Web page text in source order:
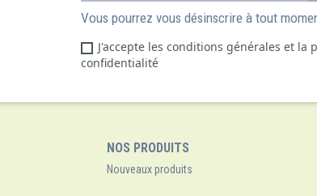
Vous pourrez vous désinscrire à tout
J'accepte les conditions générales et la
confidentialité
NOS PRODUITS
Nouveaux produits